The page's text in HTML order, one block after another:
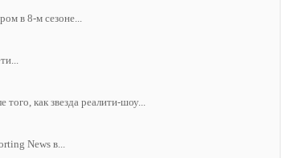
в 8-м сезоне...
как звезда реалити-шоу...
News в...